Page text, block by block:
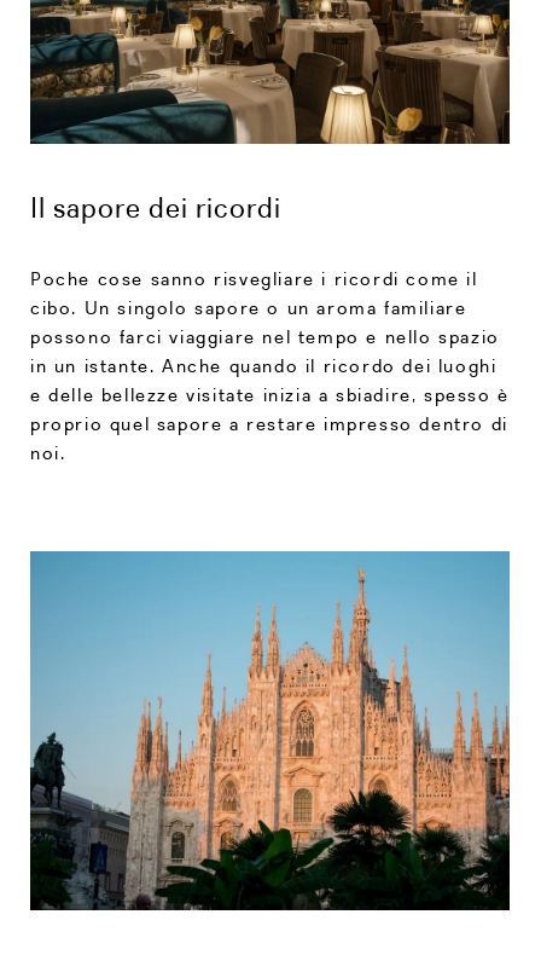
Il sapore dei ricordi
Poche cose sanno risvegliare i ricordi come il
cibo. Un singolo sapore o un aroma familiare
possono farci viaggiare nel tempo e nello spazio
in un istante. Anche quando il ricordo dei luoghi
e delle bellezze visitate inizia a sbiadire, spesso è
proprio quel sapore a restare impresso dentro di
noi.